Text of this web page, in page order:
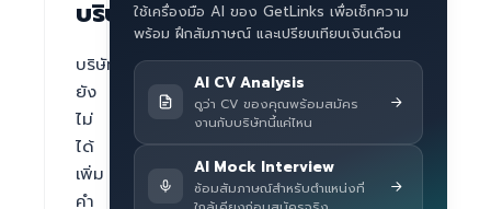
บริษัท
บริษัท
ยัง
ไม่
ได้
เพิ่ม
คำ
ใช้เครื่องมือ AI ของ GetLinks เพื่อเช็กความ
พร้อม ฝึกสัมภาษณ์ และเปรียบเทียบเงินเดือน
AI CV Analysis
ดูว่า CV ของคุณพร้อมสมัคร
งานกับบริษัทนี้แค่ไหน
AI Mock Interview
ซ้อมสัมภาษณ์สำหรับตำแหน่งที่